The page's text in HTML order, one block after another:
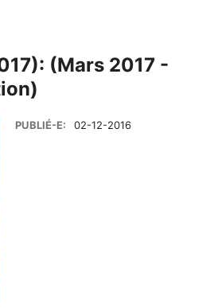
(Mars 2017 -
PUBLIÉ-E: 02-12-2016